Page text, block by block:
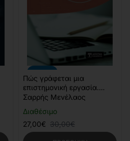
-10%
Διαθέσιμο
Πώς γράφεται μια
επιστημονική εργασία.
Ένας οδηγός ακαδημαϊκής
Σαρρής Μενέλαος
27,00€ 30,00€